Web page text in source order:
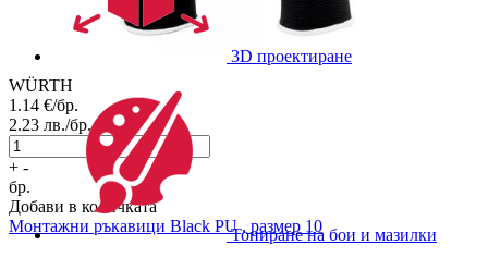
WÜRTH
1.14 €/бр.
2.23 лв./бр.
+ -
бр.
Добави в количката
Монтажни ръкавици Black PU , размер 10
3D проектиране
Тониране на бои и мазилки